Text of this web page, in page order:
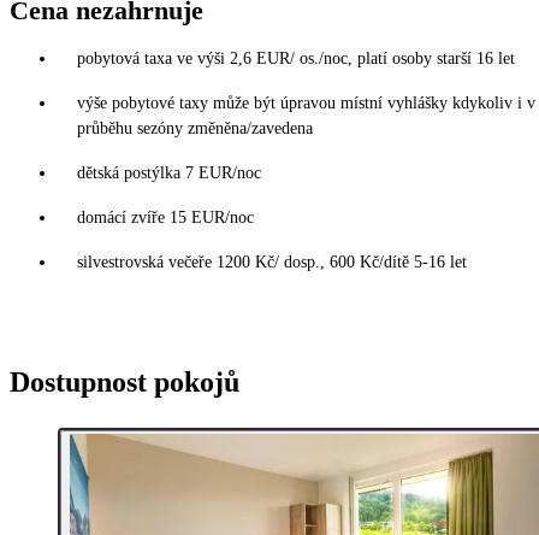
Cena nezahrnuje
pobytová taxa ve výši 2,6 EUR/ os./noc, platí osoby starší 16 let
výše pobytové taxy může být úpravou místní vyhlášky kdykoliv i v
průběhu sezóny změněna/zavedena
dětská postýlka 7 EUR/noc
domácí zvíře 15 EUR/noc
silvestrovská večeře 1200 Kč/ dosp., 600 Kč/dítě 5-16 let
Dostupnost pokojů